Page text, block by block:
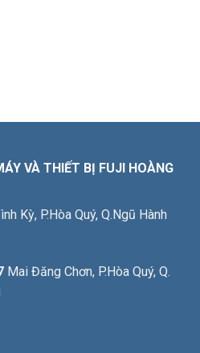
VÀ THIẾT BỊ FUJI HOÀNG
Kỳ, P.Hòa Quý, Q.Ngũ Hành
Mai Đăng Chơn, P.Hòa Quý, Q.